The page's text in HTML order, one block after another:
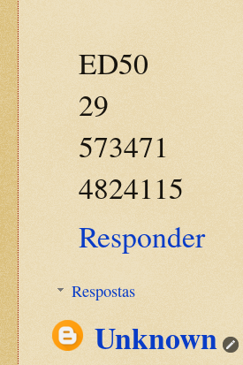
ED50
29
573471
4824115
Responder
Respostas
Unknown